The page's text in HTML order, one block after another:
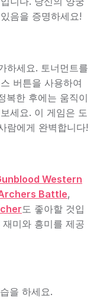
음을 증명하세요!
하세요. 토너먼트를
버튼을 사용하여
복한 후에는 움직이
세요. 이 게임은 도
람에게 완벽합니다!
Western
Battle,
도 좋아할 것입
미와 흥미를 제공
을 하세요.